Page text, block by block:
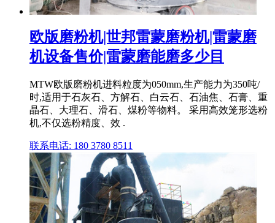
欧版磨粉机|世邦雷蒙磨粉机|雷蒙磨
机设备售价|雷蒙磨能磨多少目
MTW欧版磨粉机进料粒度为050mm,生产能力为350吨/
时,适用于石灰石、方解石、白云石、石油焦、石膏、重
晶石、大理石、滑石、煤粉等物料。 采用高效笼形选粉
机,不仅选粉精度、效 .
联系电话: 180 3780 8511